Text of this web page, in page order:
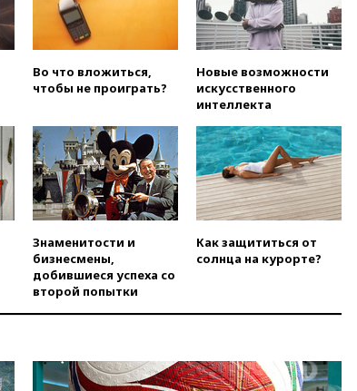
вчера, 17:15В аэропорту Сочи
введен план «Ковер»
ВСУ на больницу в Донецке
погибла женщина
вчера, 16:45Франция уже три
года не выдает визу
дипломату РФ
вчера, 16:35ПВО сбила еще
три БПЛА на подлете к Москве
ЦНИИмаш в Королеве
произошел пожар
пропавшего в Приангарье
самолета Cessna вышел на
Во что вложиться,
чтобы не проиграть?
Новые возможности
искусственного
интеллекта
Знаменитости и
бизнесмены,
добившиеся успеха со
второй попытки
Как защититься от
солнца на курорте?